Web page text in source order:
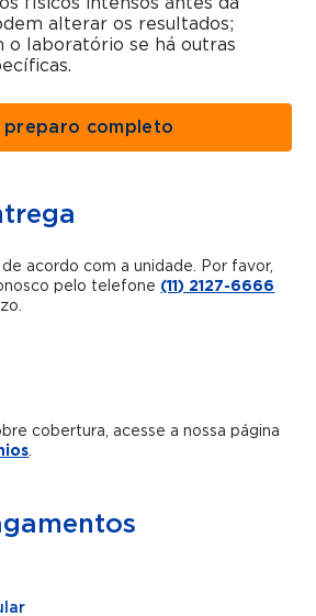
alterar os resultados;
o laboratório se há outras
preparo completo
acordo com a unidade. Por favor,
pelo telefone (11) 2127-6666
cobertura, acesse a nossa página
.